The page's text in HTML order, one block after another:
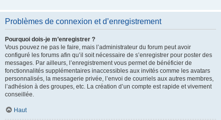
Problèmes de connexion et d’enregistrement
Pourquoi dois-je m’enregistrer ?
Vous pouvez ne pas le faire, mais l’administrateur du forum peut avoir
configuré les forums afin qu’il soit nécessaire de s’enregistrer pour poster des
messages. Par ailleurs, l’enregistrement vous permet de bénéficier de
fonctionnalités supplémentaires inaccessibles aux invités comme les avatars
personnalisés, la messagerie privée, l’envoi de courriels aux autres membres,
l’adhésion à des groupes, etc. La création d’un compte est rapide et vivement
conseillée.
Haut